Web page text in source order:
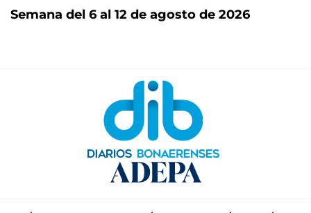
Semana del 6 al 12 de agosto de 2026